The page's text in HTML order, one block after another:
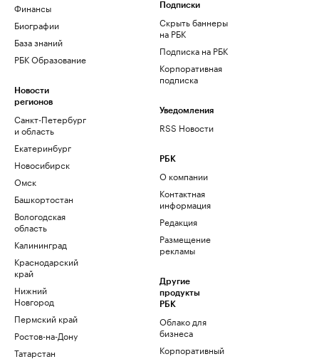
Финансы
Биографии
База знаний
РБК Образование
Новости
регионов
Санкт-Петербург
и область
Екатеринбург
Новосибирск
Омск
Башкортостан
Вологодская
область
Калининград
Краснодарский
край
Нижний
Новгород
Пермский край
Ростов-на-Дону
Татарстан
Подписки
Скрыть баннеры
на РБК
Подписка на РБК
Корпоративная
подписка
Уведомления
RSS Новости
РБК
О компании
Контактная
информация
Редакция
Размещение
рекламы
Другие
продукты
РБК
Облако для
бизнеса
Корпоративный